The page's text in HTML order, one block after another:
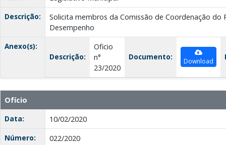
Descrição:
Solicita membros da Comissão de Coordenação do
Desempenho
Anexo(s):
Descrição:
Oficio
n°
23/2020
Documento: Download
Ofício
Data:
10/02/2020
Número:
022/2020